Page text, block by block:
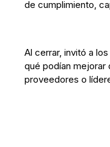
de cumplimiento,
Al cerrar, invitó a
qué podían
proveedores o